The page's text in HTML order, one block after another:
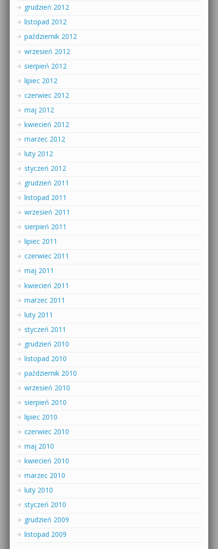
grudzień 2012
listopad 2012
październik 2012
wrzesień 2012
sierpień 2012
lipiec 2012
czerwiec 2012
maj 2012
kwiecień 2012
marzec 2012
luty 2012
styczeń 2012
grudzień 2011
listopad 2011
wrzesień 2011
sierpień 2011
lipiec 2011
czerwiec 2011
maj 2011
kwiecień 2011
marzec 2011
luty 2011
styczeń 2011
grudzień 2010
listopad 2010
październik 2010
wrzesień 2010
sierpień 2010
lipiec 2010
czerwiec 2010
maj 2010
kwiecień 2010
marzec 2010
luty 2010
styczeń 2010
grudzień 2009
listopad 2009